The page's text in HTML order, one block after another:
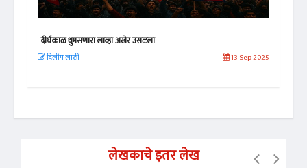
दीर्घकाळ धुमसणारा लाव्हा अखेर उसळला
दिलीप लाठी 13 Sep 2025
लेखकाचे इतर लेख